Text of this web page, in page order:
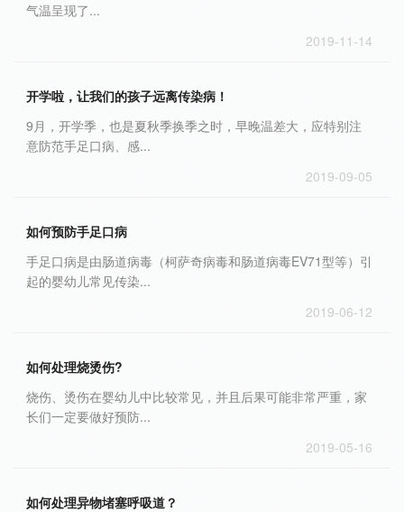
气温呈现了...
2019-11-14
开学啦，让我们的孩子远离传染病！
9月，开学季，也是夏秋季换季之时，早晚温差大，应特别注
意防范手足口病、感...
2019-09-05
如何预防手足口病
手足口病是由肠道病毒（柯萨奇病毒和肠道病毒EV71型等）引
起的婴幼儿常见传染...
2019-06-12
如何处理烧烫伤?
烧伤、烫伤在婴幼儿中比较常见，并且后果可能非常严重，家
长们一定要做好预防...
2019-05-16
如何处理异物堵塞呼吸道？